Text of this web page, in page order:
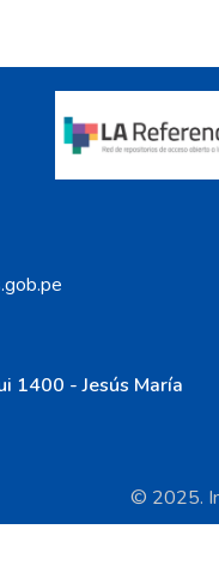
1400 - Jesús María
© 2025.